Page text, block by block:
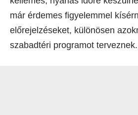
már érdemes figyelemmel
előrejelzéseket, különösen
szabadtéri programot terveznek.